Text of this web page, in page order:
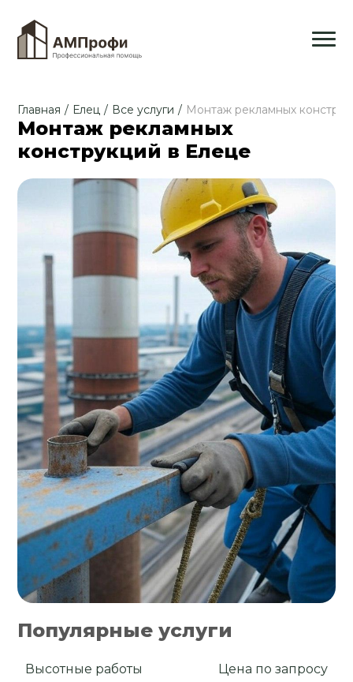
Главная / Елец / Все услуги / Монтаж рекламных
Монтаж рекламных
конструкций в Елеце
Популярные услуги
Высотные работы Цена по запросу